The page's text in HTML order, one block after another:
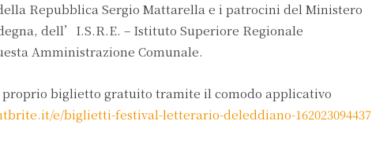
Repubblica Sergio Mattarella e i patrocini del Ministero
dell’I.S.R.E. – Istituto Superiore Regionale
Amministrazione Comunale.
proprio biglietto gratuito tramite il comodo applicativo
e/biglietti-festival-letterario-deleddiano-162023094437